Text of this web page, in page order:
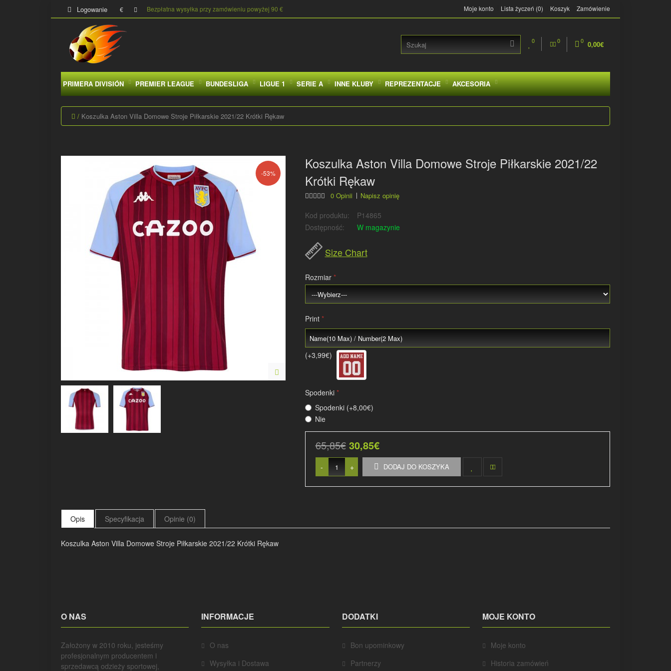
Logowanie € Bezpłatna wysyłka przy zamówieniu powyżej 90 € Moje konto Lista życzeń (0) Koszyk Zamówienie
0 0 0 0,00€
PRIMERA DIVISIÓN PREMIER LEAGUE BUNDESLIGA LIGUE 1 SERIE A INNE KLUBY REPREZENTACJE AKCESORIA
Koszulka Aston Villa Domowe Stroje Piłkarskie 2021/22 Krótki Rękaw
-53%
Koszulka Aston Villa Domowe Stroje Piłkarskie 2021/22
Krótki Rękaw
0 Opinii Napisz opinię
Kod produktu:
P14865
Dostępność:
W magazynie
Size Chart
Rozmiar
Print
(+3,99€)
Spodenki
Spodenki (+8,00€)
Nie
65,85€ 30,85€
- + DODAJ DO KOSZYKA
Opis Specyfikacja Opinie (0)
Koszulka Aston Villa Domowe Stroje Piłkarskie 2021/22 Krótki Rękaw
O NAS
Założony w 2010 roku, jesteśmy
profesjonalnym producentem i
sprzedawcą odzieży sportowej,
INFORMACJE
O nas
Wysyłka i Dostawa
DODATKI
Bon upominkowy
Partnerzy
MOJE KONTO
Moje konto
Historia zamówień